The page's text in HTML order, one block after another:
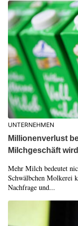
UNTERNEHMEN
Millionenverlust
Milchgeschäft
Mehr Milch bedeutet
Schwälbchen Molkerei
Nachfrage und...